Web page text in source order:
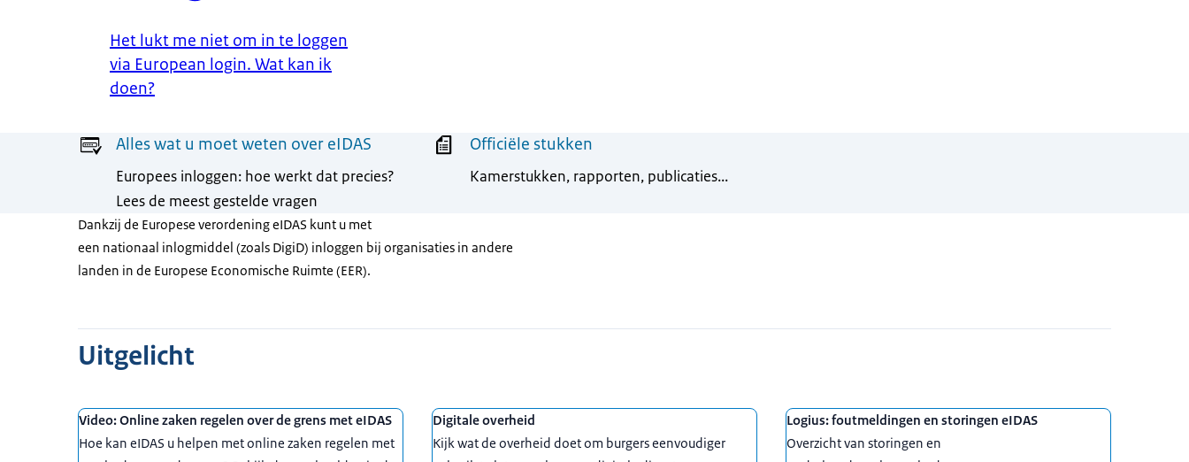
Het lukt me niet om in te loggen
via European login. Wat kan ik
doen?
Alles wat u moet weten over eIDAS
Europees inloggen: hoe werkt dat precies?
Lees de meest gestelde vragen
Officiële stukken
Kamerstukken, rapporten, publicaties...
Dankzij de Europese verordening eIDAS kunt u met
een nationaal inlogmiddel (zoals DigiD) inloggen bij organisaties in andere
landen in de Europese Economische Ruimte (EER).
Uitgelicht
Video: Online zaken regelen over de grens met eIDAS
Hoe kan eIDAS u helpen met online zaken regelen met
Digitale overheid
Kijk wat de overheid doet om burgers eenvoudiger
Logius: foutmeldingen en storingen eIDAS
Overzicht van storingen en